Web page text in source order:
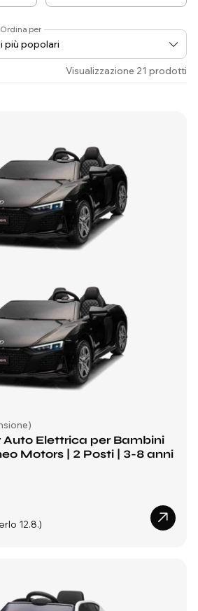
Ordina per
Visualizzazione 21 prodotti
Auto Elettrica per Bambini
Motors | 2 Posti | 3-8 anni
12.8.)